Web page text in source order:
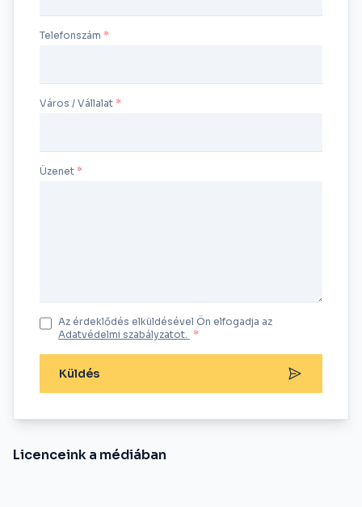
Üzenet
Telefonszám
Város / Vállalat
Az érdeklődés elküldésével Ön elfogadja az
Adatvédelmi szabályzatot. *
Küldés
Licenceink a médiában